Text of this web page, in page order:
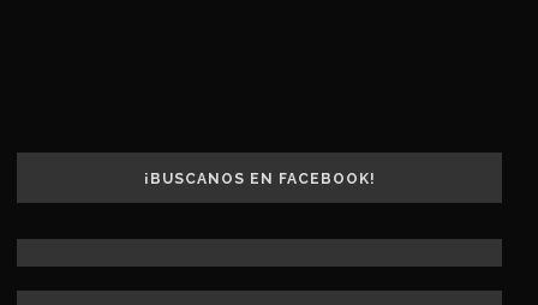
¡BUSCANOS EN FACEBOOK!